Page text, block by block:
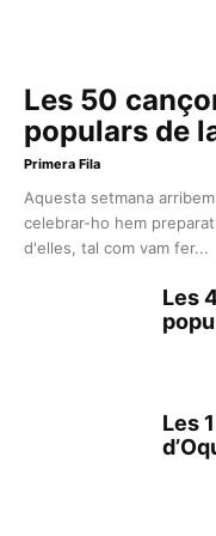
Les 50
populars de
Primera Fila
Aquesta setmana
celebrar-ho hem
d'elles, tal com vam fer...
Les
Les